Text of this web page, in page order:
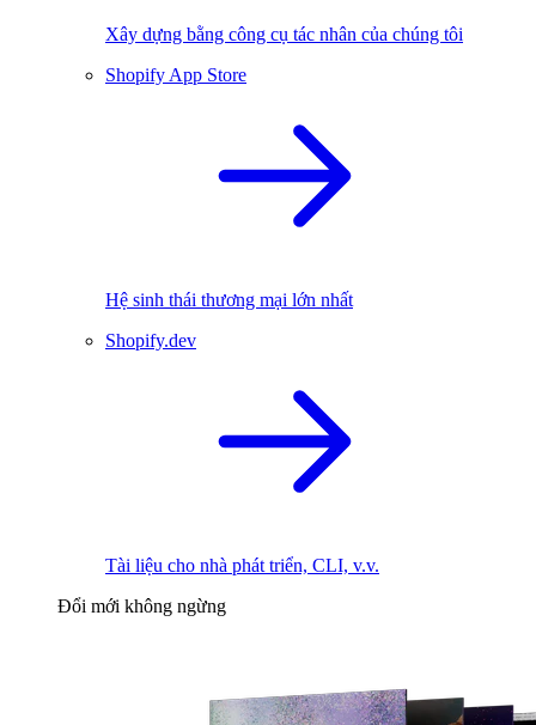
Xây dựng bằng công cụ tác nhân của chúng tôi
Shopify App Store
Hệ sinh thái thương mại lớn nhất
Shopify.dev
Tài liệu cho nhà phát triển, CLI, v.v.
Đổi mới không ngừng